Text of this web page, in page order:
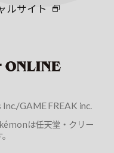
ルサイト
GAME FREAK inc.
は任天堂・クリー